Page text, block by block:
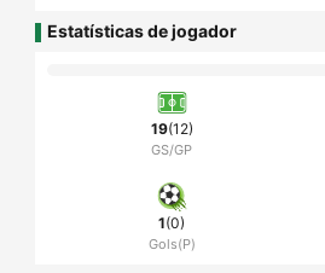
Estatísticas de jogador
19(12)
GS/GP
1(0)
Gols(P)